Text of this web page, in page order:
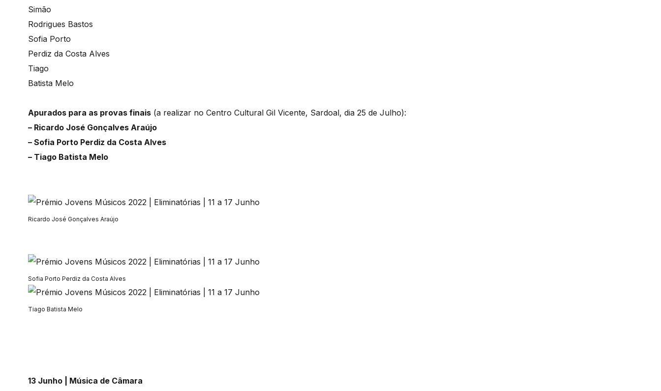
Simão
Rodrigues Bastos
Sofia Porto
Perdiz da Costa Alves
Tiago
Batista Melo
Apurados para as provas finais (a realizar no Centro Cultural Gil Vicente, Sardoal, dia 25 de Julho):
– Ricardo José Gonçalves Araújo
– Sofia Porto Perdiz da Costa Alves
– Tiago Batista Melo
Ricardo José Gonçalves Araújo
Sofia Porto Perdiz da Costa Alves
Tiago Batista Melo
13 Junho | Música de Câmara